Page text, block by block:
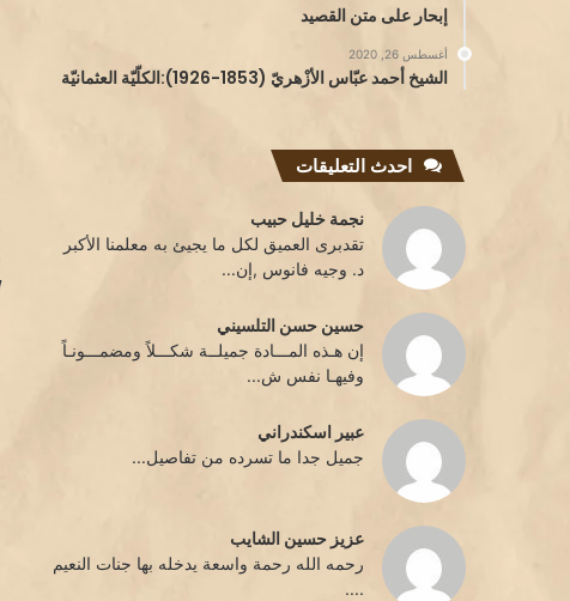
إبحار على متن القصيد
أغسطس 26, 2020
الشيخ أحمد عبّاس الأزْهريّ (1853-1926):الكلّيّة العثمانيّة
احدث التعليقات
نجمة خليل حبيب
تقدبرى العميق لكل ما يجيئ به معلمنا الأكبر
د. وجيه فانوس ,إن...
حسين حسن التلسيني
إن هـذه المـــادة جميلــة شكـــلاً ومضمـــونـاً
وفيهـا نفس ش...
عبير اسكندراني
جميل جدا ما تسرده من تفاصيل...
عزيز حسين الشايب
رحمه الله رحمة واسعة يدخله بها جنات النعيم
....